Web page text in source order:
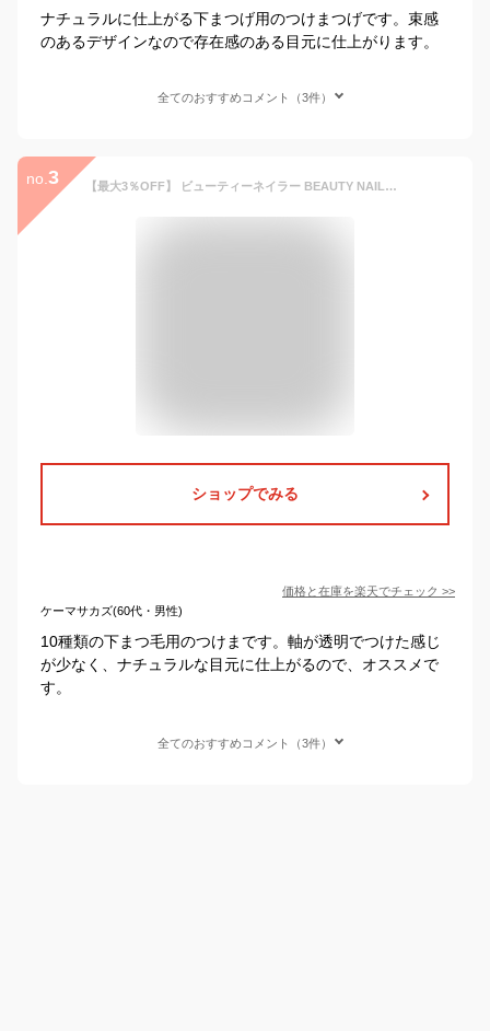
ナチュラルに仕上がる下まつげ用のつけまつげです。束感
のあるデザインなので存在感のある目元に仕上がります。
全てのおすすめコメント（3件）
no. 3 【最大3％OFF】 ビューティーネイラー BEAUTY NAILER キューティアイ 【10種類からご選択】 5ペア つけまつげ ツケマ ナチュラル グルー付き SGS認定済 下まつげ 手作り アイラッシュ 軸 透明 メイク用品 化粧品 新品 送料無料
ショップでみる
価格と在庫を楽天でチェック >>
ケーマサカズ(60代・男性)
10種類の下まつ毛用のつけまです。軸が透明でつけた感じ
が少なく、ナチュラルな目元に仕上がるので、オススメで
す。
全てのおすすめコメント（3件）